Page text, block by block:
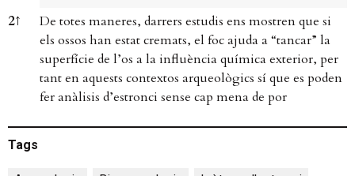
2↑
De totes maneres, darrers estudis ens mostren que si
els ossos han estat cremats, el foc ajuda a “tancar” la
superfície de l’os a la influència química exterior, per
tant en aquests contextos arqueològics sí que es poden
fer anàlisis d’estronci sense cap mena de por
Tags